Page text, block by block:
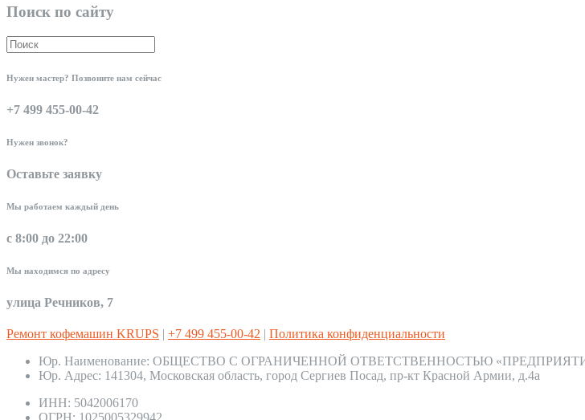
Поиск по сайту
Нужен мастер? Позвоните нам сейчас
+7 499 455-00-42
Нужен звонок?
Оставьте заявку
Мы работаем каждый день
с 8:00 до 22:00
Мы находимся по адресу
улица Речников, 7
Ремонт кофемашин KRUPS | +7 499 455-00-42 | Политика конфиденциальности
Юр. Наименование: ОБЩЕСТВО С ОГРАНИЧЕННОЙ ОТВЕТСТВЕННОСТЬЮ
Юр. Адрес: 141304, Московская область, город Сергиев Посад, пр-кт Красной Армии, д.4а
ИНН: 5042006170
ОГРН: 1025005329942